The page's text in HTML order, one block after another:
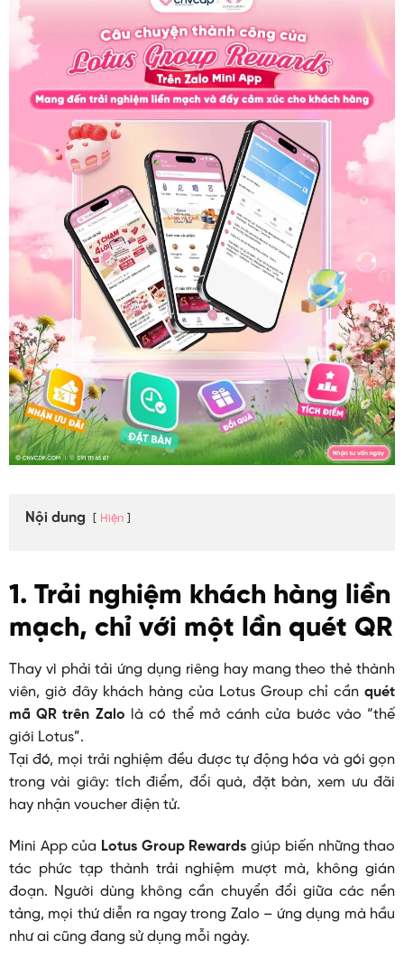
Nội dung Hiện
1. Trải nghiệm khách hàng liền
mạch, chỉ với một lần quét QR
Thay vì phải tải ứng dụng riêng hay mang theo thẻ thành
viên, giờ đây khách hàng của Lotus Group chỉ cầnquét
mã QR trên Zalo là có thể mở cánh cửa bước vào “thế
giới Lotus”.
Tại đó, mọi trải nghiệm đều được tự động hóa và gói gọn
trong vài giây: tích điểm, đổi quà, đặt bàn, xem ưu đãi
hay nhận voucher điện tử.
Mini App của Lotus Group Rewards giúp biến những thao
tác phức tạp thành trải nghiệm mượt mà, không gián
đoạn. Người dùng không cần chuyển đổi giữa các nền
tảng, mọi thứ diễn ra ngay trong Zalo – ứng dụng mà hầu
như ai cũng đang sử dụng mỗi ngày.